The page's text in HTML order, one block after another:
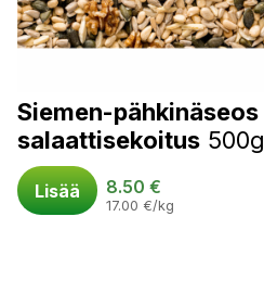
Siemen-pähkinäseos
salaattisekoitus 500g
Lisää 8.50 €
17.00 €/kg